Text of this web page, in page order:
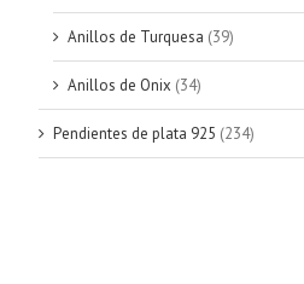
Anillos de Turquesa (39)
Anillos de Onix (34)
Pendientes de plata 925 (234)